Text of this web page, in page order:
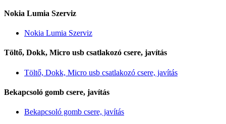
Nokia Lumia Szerviz
Nokia Lumia Szerviz
Töltő, Dokk, Micro usb csatlakozó csere, javítás
Töltő, Dokk, Micro usb csatlakozó csere, javítás
Bekapcsoló gomb csere, javítás
Bekapcsoló gomb csere, javítás